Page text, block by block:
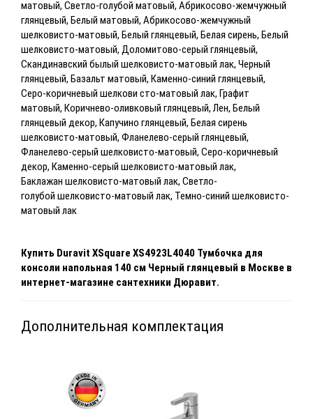
матовый, Светло-голубой матовый, Абрикосово-жемчужный
глянцевый, Белый матовый, Абрикосово-жемчужный
шелковисто-матовый, Белый глянцевый, Белая сирень, Белый
шелковисто-матовый, Доломитово-серый глянцевый,
Скандинавский былый шелковисто-матовый лак, Черный
глянцевый, Базальт матовый, Каменно-синий глянцевый,
Серо-коричневый шелкови сто-матовый лак, Графит
матовый, Коричнево-оливковый глянцевый, Лен, Белый
глянцевый декор, Капучино глянцевый, Белая сирень
шелковисто-матовый, Фланелево-серый глянцевый,
Фланелево-серый шелковисто-матовый, Серо-коричневый
декор, Каменно-серый шелковисто-матовый лак,
Баклажан шелковисто-матовый лак, Светло-
голубой шелковисто-матовый лак, Темно-синий шелковисто-
матовый лак
Купить Duravit XSquare XS4923L4040 Тумбочка для
консоли напольная 140 см Черный глянцевый в Москве в
интернет-магазине сантехники Дюравит.
Дополнительная комплектация